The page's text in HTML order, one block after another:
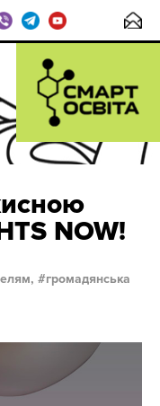
NOW!
громадянська